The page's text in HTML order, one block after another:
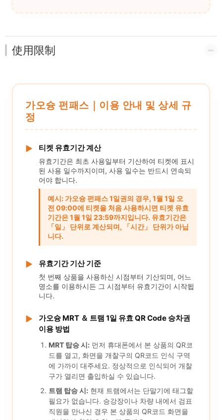
使用限制
가오슝 펀패스｜이용 안내 및 상세 규
정
▶ 티켓 유효기간 계산
유효기간은 최초 사용일부터 기산하여 티켓에 표시
된 사용 일수까지이며, 사용 일수는 반드시 연속되
어야 합니다.
예시: 가오슝 펀패스 1일권의 경우, 1월 1일 오
전 09:00에 티켓을 처음 사용하시면 티켓 유효
기간은 1월 1일 23:59까지입니다. 유효기간은
「일」 단위로 계산되며, 「시간」 단위가 아닙
니다.
▶ 유효기간 기산 기준
첫 번째 상품을 사용하신 시점부터 기산되며, 어느
명소를 이용하시든 그 시점부터 유효기간이 시작됩
니다.
▶
가오슝 MRT ＆ 트램 1일 유효 QR Code 승차권
이용 방법
MRT 탑승 시: 먼저 휴대폰에서 본 상품의 QR코
드를 열고, 화면을 개찰구의 QR코드 인식 구역
에 가까이 대주세요. 정상적으로 인식되어 개찰
구가 열리면 출입하실 수 있습니다.
트램 탑승 시: 현재 트램에서는 단말기에 태그할
필요가 없습니다. 승강장이나 차량 내에서 검표
직원을 만나신 경우 본 상품의 QR코드 화면을